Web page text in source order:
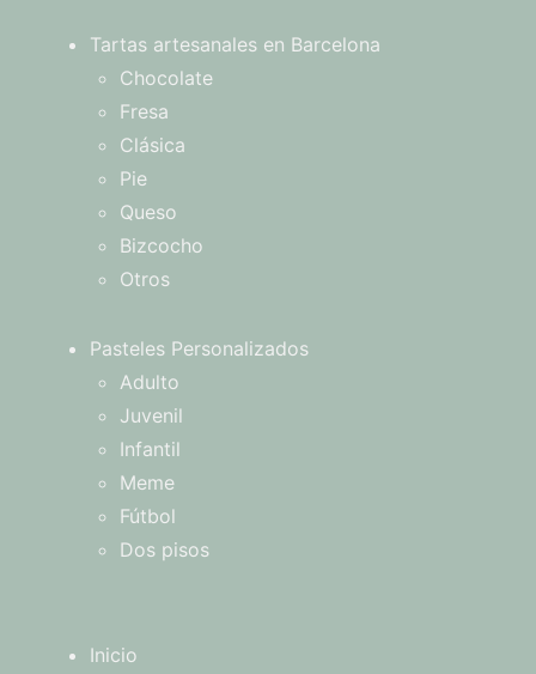
Tartas artesanales en Barcelona
Chocolate
Fresa
Clásica
Pie
Queso
Bizcocho
Otros
Pasteles Personalizados
Adulto
Juvenil
Infantil
Meme
Fútbol
Dos pisos
Inicio